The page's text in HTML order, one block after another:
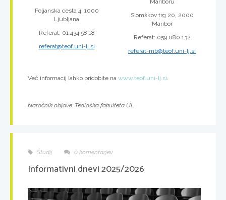
Poljanska cesta 4, 1000
Ljubljana
Referat: 01 434 58 18
referat@teof.uni-lj.si
Slomškov trg 20, 2000
Maribor
Referat: 059 080 132
referat-mb@teof.uni-lj.si
Več informacij lahko pridobite na www.teof.uni-lj.si
Naročnik objave: Teološka fakulteta UL
Študij 0 komentarjev
Informativni dnevi 2025/2026